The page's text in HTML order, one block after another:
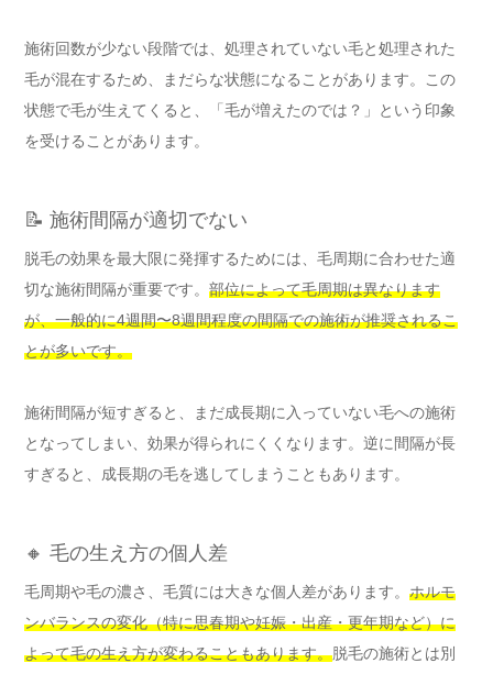
施術回数が少ない段階では、処理されていない毛と処理された
毛が混在するため、まだらな状態になることがあります。この
状態で毛が生えてくると、「毛が増えたのでは？」という印象
を受けることがあります。
📝 施術間隔が適切でない
脱毛の効果を最大限に発揮するためには、毛周期に合わせた適
切な施術間隔が重要です。 部位によって毛周期は異なります
が、一般的に4週間〜8週間程度の間隔での施術が推奨されるこ
とが多いです。
施術間隔が短すぎると、まだ成長期に入っていない毛への施術
となってしまい、効果が得られにくくなります。逆に間隔が長
すぎると、成長期の毛を逃してしまうこともあります。
🔸 毛の生え方の個人差
毛周期や毛の濃さ、毛質には大きな個人差があります。 ホルモ
ンバランスの変化（特に思春期や妊娠・出産・更年期など）に
よって毛の生え方が変わることもあります。脱毛の施術とは別